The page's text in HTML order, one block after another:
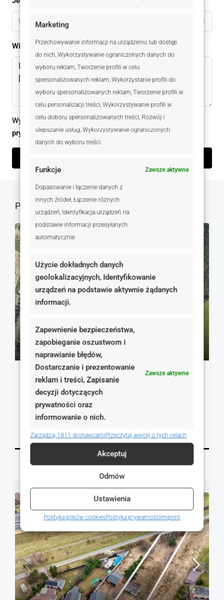
Marketing
Przechowywanie informacji na urządzeniu lub dostęp
do nich, Wykorzystywanie ograniczonych danych do
wyboru reklam, Tworzenie profili w celu
spersonalizowanych reklam, Wykorzystanie profili do
wyboru spersonalizowanych reklam, Tworzenie profili w
celu personalizacji treści, Wykorzystywanie profili w
celu doboru spersonalizowanych treści, Rozwój i
ulepszanie usług, Wykorzystywanie ograniczonych
danych do wyboru treści.
Funkcje Zawsze aktywne
Dopasowanie i łączenie danych z
innych źródeł, Łączenie różnych
urządzeń, Identyfikacja urządzeń na
podstawie informacji przesyłanych
automatycznie.
Użycie dokładnych danych
geolokalizacyjnych, Identyfikowanie
urządzeń na podstawie aktywnie żądanych
informacji.
Zapewnienie bezpieczeństwa,
zapobieganie oszustwom i
naprawianie błędów,
Dostarczanie i prezentowanie
reklam i treści, Zapisanie
decyzji dotyczących
prywatności oraz
informowanie o nich.
Zawsze aktywne
Zarządzaj 1811 dostawcamiPrzeczytaj więcej o tych celach
Akceptuj
Odmów
Ustawienia
Polityka plików cookiesPolityka prywatnościImprint
Wybierz
Wiadomomść
Wysyłając ten formularz zgadzam się zpolityką
prywatności
Podobne oferty
310 000 zł
Kamionki, gotowa inwestycja: Działka 620m² +
Pozwo
Spacerowa, Kamionki, Polska
620.00 m²
Szczegóły
Magdalena Mulczyńska 1 dzień temu
RYNEK WTÓRNY